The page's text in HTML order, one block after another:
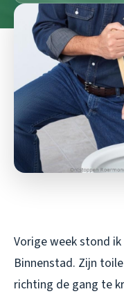
Vorige week stond ik
Binnenstad. Zijn
richting de gang te